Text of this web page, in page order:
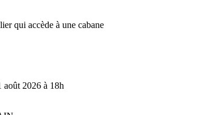
août 2026 à 18h